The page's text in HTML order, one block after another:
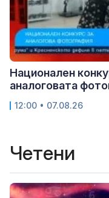
Национален
аналоговата
12:00 • 07.08.26
Четени